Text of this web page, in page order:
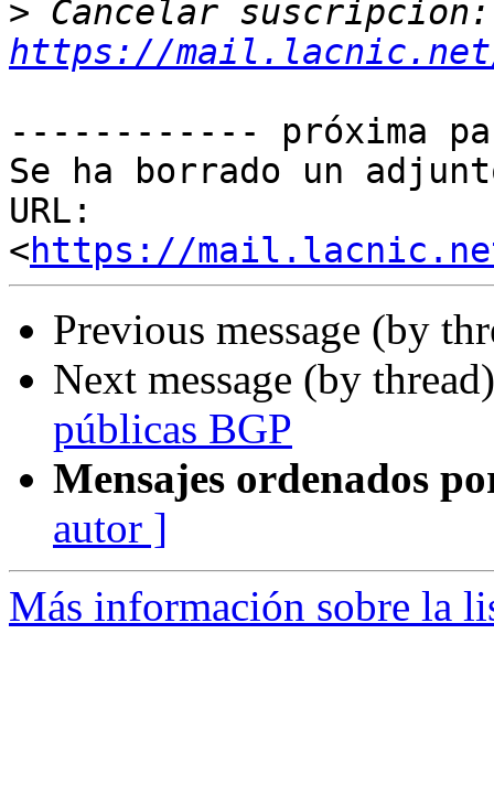
>
https://mail.lacnic.net/
------------ próxima
Se ha borrado un
URL:
<https://mail.lacnic.net/
Previous message (by
Next message (by
públicas BGP
Mensajes ordenados
autor ]
Más información sobre la